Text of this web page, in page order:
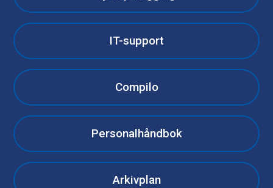
IT-support
Compilo
Personalhåndbok
Arkivplan